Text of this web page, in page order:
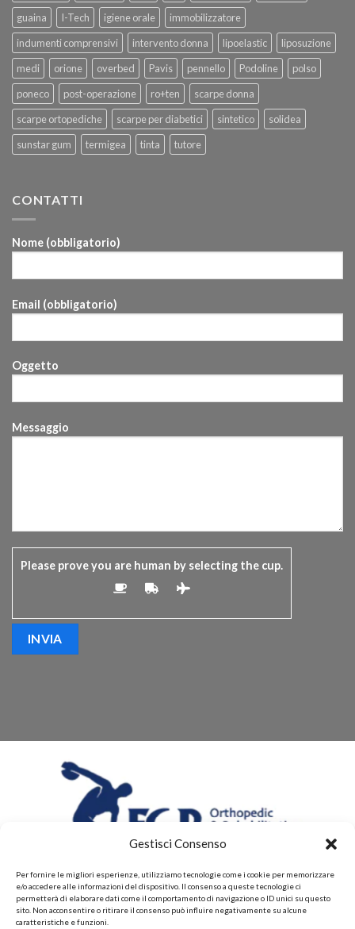
Gestisci Consenso
Per fornire le migliori esperienze, utilizziamo tecnologie come i cookie per memorizzare
e/o accedere alle informazioni del dispositivo. Il consenso a queste tecnologie ci
permetterà di elaborare dati come il comportamento di navigazione o ID unici su questo
sito. Non acconsentire o ritirare il consenso può influire negativamente su alcune
caratteristiche e funzioni.
guaina
I-Tech igiene orale
immobilizzatore
indumenti comprensivi
intervento donna lipoelastic
liposuzione
medi
orione overbed Pavis pennello Podoline
polso
poneco
post-operazione ro+ten
scarpe donna
scarpe ortopediche
scarpe per diabetici sintetico
solidea
sunstar gum
termigea tinta tutore
CONTATTI
Nome (obbligatorio)
Email (obbligatorio)
Oggetto
Messaggio
Please prove you are human by selecting the cup.